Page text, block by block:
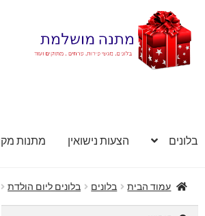
לניווט
לדלג
לתוכן
בלונים הצעות נישואין מתנות
עמוד הבית בלונים בלונים ליום הולדת
חיפוש: